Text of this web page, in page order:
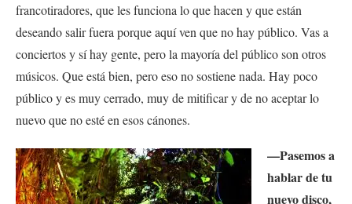
francotiradores, que les funciona lo que hacen y que están
deseando salir fuera porque aquí ven que no hay público. Vas a
conciertos y sí hay gente, pero la mayoría del público son otros
músicos. Que está bien, pero eso no sostiene nada. Hay poco
público y es muy cerrado, muy de mitificar y de no aceptar lo
nuevo que no esté en esos cánones.
—Pasemos a
hablar de tu
nuevo disco,